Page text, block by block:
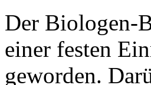
Der Biologen-
einer festen
geworden.